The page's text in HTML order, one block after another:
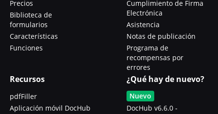
Precios
Biblioteca de
formularios
Características
Funciones
Cumplimiento de Firma
Electrónica
Asistencia
Notas de publicación
Programa de
recompensas por
errores
Recursos
pdfFiller
Aplicación móvil DocHub
¿Qué hay de nuevo?
Nuevo
DocHub v6.6.0 -